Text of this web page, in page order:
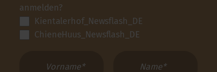
anmelden?
Kientalerhof_Newsflash_DE
ChieneHuus_Newsflash_DE